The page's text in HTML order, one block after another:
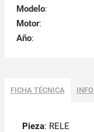
Modelo:
Motor:
Año:
FICHA TÉCNICA
Pieza: RELE